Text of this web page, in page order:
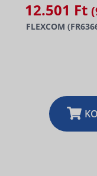
12.501 Ft
FLEXCOM